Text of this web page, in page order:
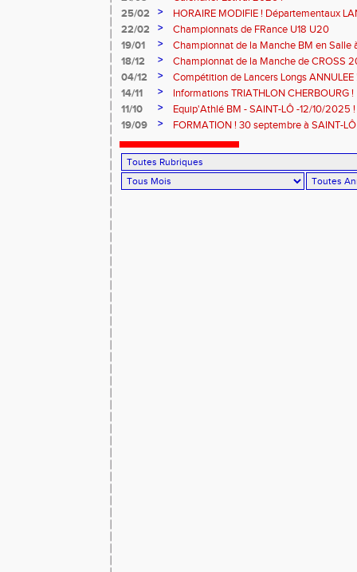
25/02
>
HORAIRE MODIFIE ! Départementaux
Samedi 7 mars à SAINT-JAMES
22/02 >
Championnats de FRance U18 U20
19/01
>
Championnat de la Manche BM en Salle
MODIFIE !
18/12 >
Championnat de la Manche de CROSS
04/12
>
Compétition de Lancers Longs ANNULEE
14/11
>
Informations TRIATHLON CHERBOURG !
11/10
>
Equip'Athlé BM - SAINT-LÔ -12/10/2025 !
19/09
> FORMATION ! 30 septembre à SAINT-